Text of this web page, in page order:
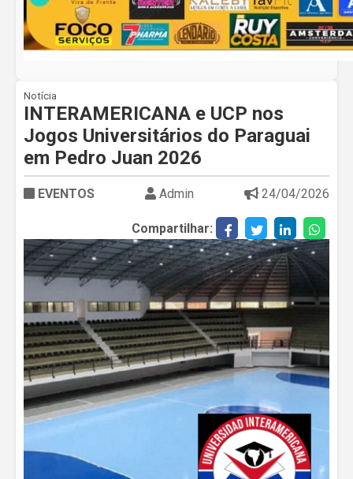
Notícia
INTERAMERICANA e UCP nos
Jogos Universitários do Paraguai
em Pedro Juan 2026
EVENTOS Admin 24/04/2026
Compartilhar: